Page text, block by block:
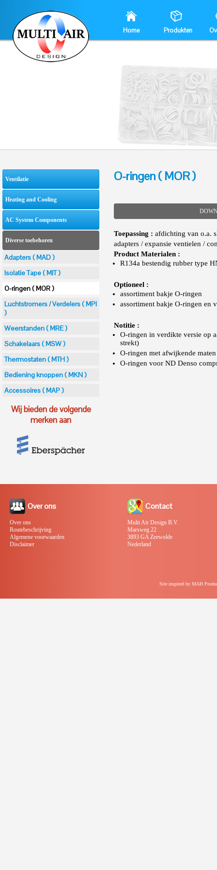
Home Produkten
Ventilatie
Heating and Cooling
AC System Components
Diverse toebehoren
Adapters ( MAD )
Isolatie Tape ( MIT )
O-ringen ( MOR )
Luchtstromers / Verdelers ( MPI
)
Weerstanden ( MRE )
Schakelaars ( MSW )
Thermostaten ( MTH )
Bediening knoppen ( MKN )
Accessoires ( MAP )
Wij bieden de volgende
merken aan
O-ringen ( MOR )
Toepassing : afdichting van o.a.
adapters / expansie ventielen /
Product Materialen :
R134a bestendig rubber type
Optioneel :
assortiment bakje O-ringen
assortiment bakje O-ringen en
Notitie :
O-ringen in verdikte versie op
strekt)
O-ringen met afwijkende
O-ringen voor ND Denso
Over ons
Over ons
Routebeschrijving
Algemene voorwaarden
Disclaimer
Contact
Multi Air Design B.V.
Marsweg 22
3893 GA Zeewolde
Nederland
Site inspired by MAH